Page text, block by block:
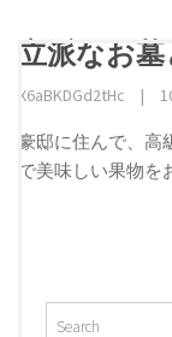
立派なお
X6aBKDGd2tHc |
豪邸に住んで、高
で美味しい果物